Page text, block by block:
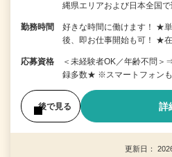
縄県エリアおよび日本全国で
勤務時間
好きな時間に働けます！ ★
後、即お仕事開始も可！ ★
応募資格
＜未経験者OK／年齢不問
録多数★ ※スマートフォン
後で見る 詳
更新日：